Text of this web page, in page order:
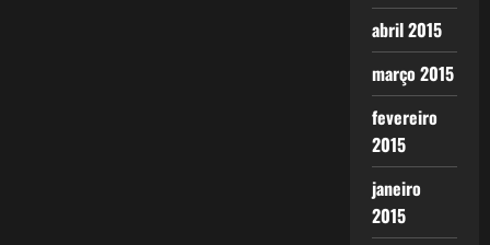
abril 2015
março 2015
fevereiro
2015
janeiro
2015